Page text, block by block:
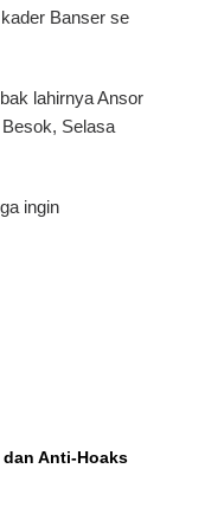
Banser se
lahirnya Ansor
Selasa
ingin
Anti-Hoaks